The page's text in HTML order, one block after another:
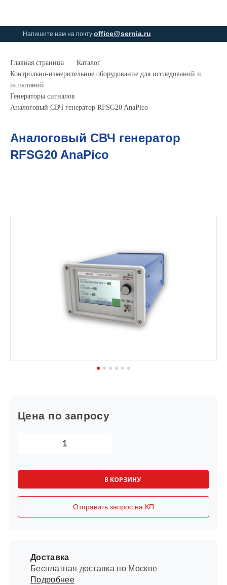
Напишите нам на почту office@sernia.ru
Главная страница
Каталог
Контрольно-измерительное оборудование для исследований и
испытаний
Генераторы сигналов
Аналоговый СВЧ генератор RFSG20 AnaPico
Аналоговый СВЧ генератор
RFSG20 AnaPico
Цена по запросу
В КОРЗИНУ
Отправить запрос на КП
Доставка
Бесплатная доставка по Москве
Подробнее